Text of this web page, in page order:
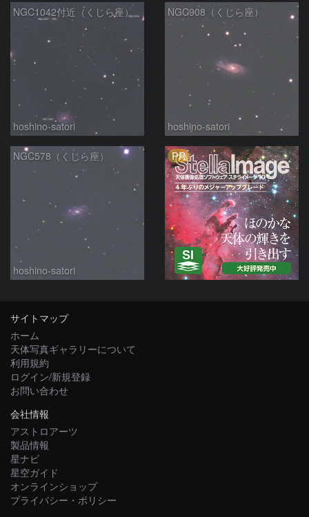
NGC1042付近（くじら座）
hoshino-satori
NGC908（くじら座）
hoshino-satori
NGC578（くじら座）
hoshino-satori
PR
サイトマップ
ホーム
天体写真ギャラリーについて
利用規約
ログイン/新規登録
お問い合わせ
会社情報
アストロアーツ
製品情報
星ナビ
星空ガイド
オンラインショップ
プライバシー・ポリシー